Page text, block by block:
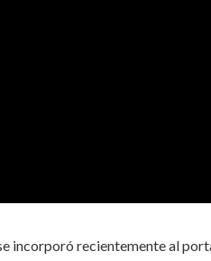
incorporó recientemente al